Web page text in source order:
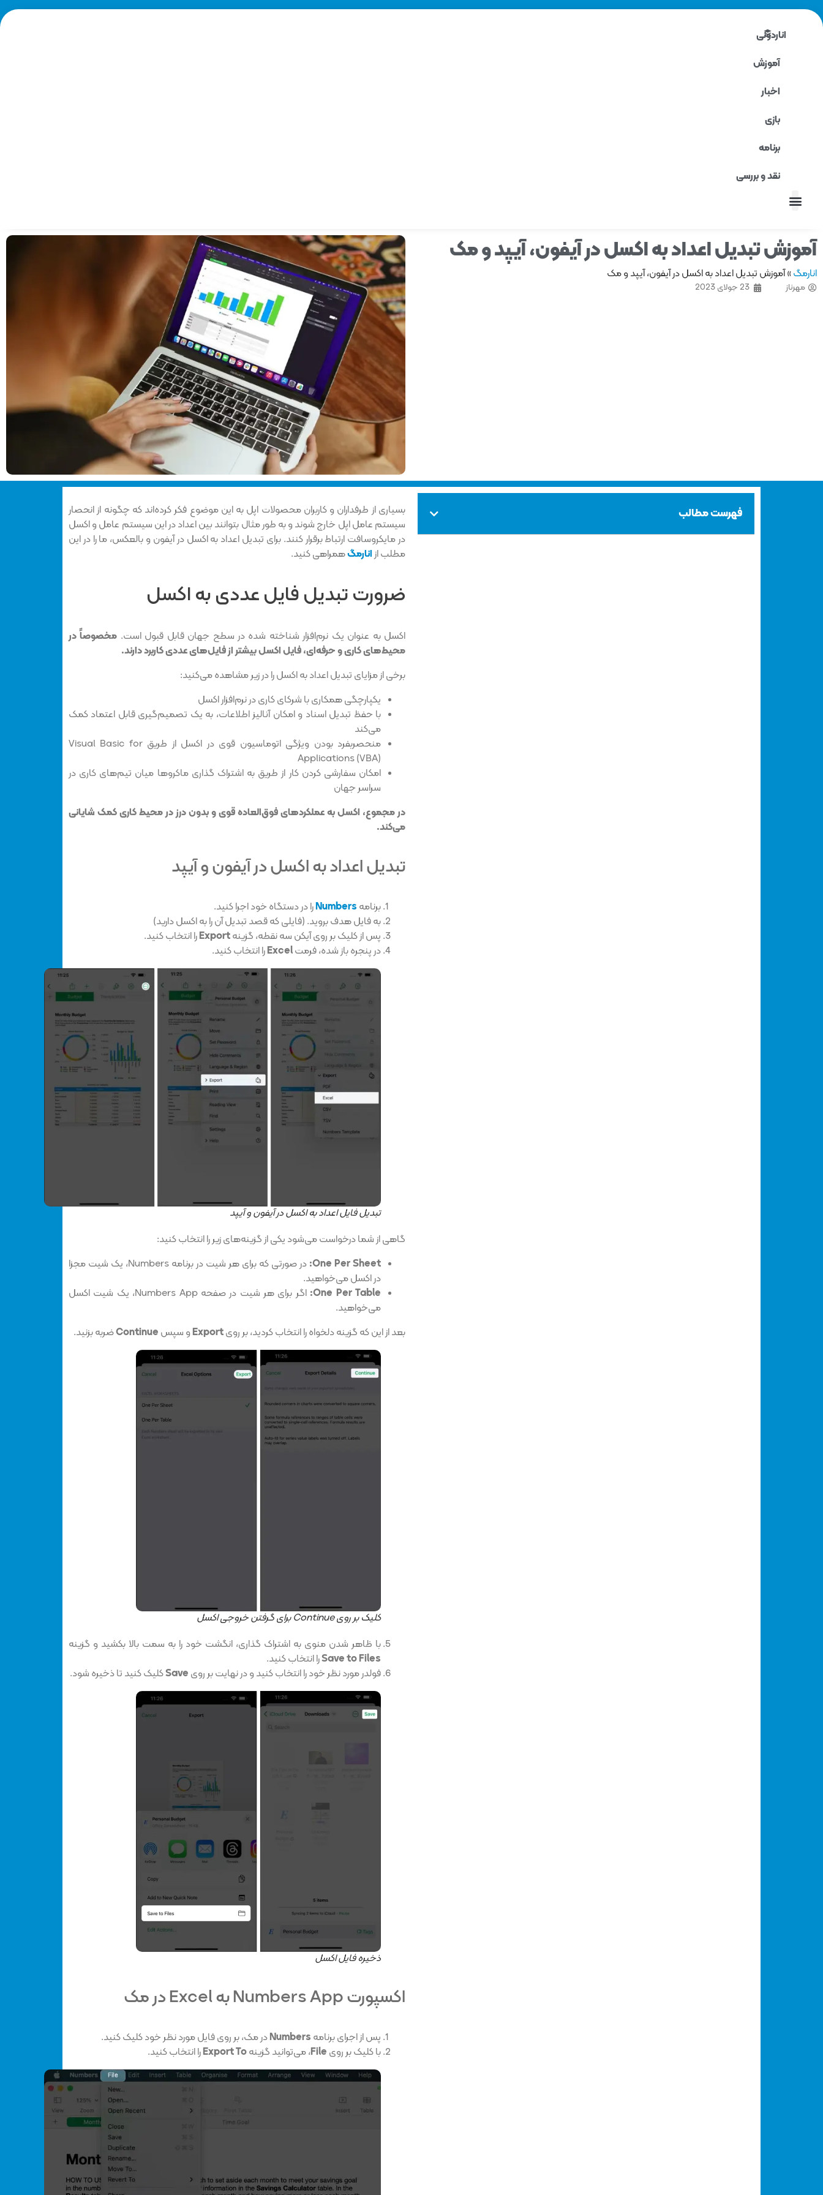
اناردونی
آموزش
اخبار
بازی
برنامه
نقد و بررسی
آموزش تبدیل اعداد به اکسل در آیفون، آیپد و مک
انارمگ»آموزش تبدیل اعداد به اکسل در آیفون، آیپد و مک
مهرناز 23 جولای 2023
فهرست مطالب
بسیاری از طرفداران و کاربران محصولات اپل به این موضوع فکر کرده‌اند که چگونه از انحصار
سیستم عامل اپل خارج شوند و به طور مثال بتوانند بین اعداد در این سیستم عامل و اکسل
در مایکروسافت ارتباط برقرار کنند. برای تبدیل اعداد به اکسل در آیفون و بالعکس، ما را در این
مطلب ازانارمگهمراهی کنید.
ضرورت تبدیل فایل عددی به اکسل
اکسل به عنوان یک نرم‌افزار شناخته شده در سطح جهان قابل قبول است. مخصوصاً در
محیط‌های کاری و حرفه‌ای، فایل اکسل بیشتر از فایل‌های عددی کاربرد دارند.
برخی از مزایای تبدیل اعداد به اکسل را در زیر مشاهده می‌کنید:
یکپارچگی همکاری با شرکای کاری در نرم‌افزار اکسل
با حفظ تبدیل اسناد و امکان آنالیز اطلاعات، به یک تصمیم‌گیری قابل اعتماد کمک
می‌کند
منحصربفرد بودن ویژگی اتوماسیون قوی در اکسل از طریق Visual Basic for
Applications (VBA)
امکان سفارشی کردن کار از طریق به اشتراک گذاری ماکروها میان تیم‌های کاری در
سراسر جهان
در مجموع، اکسل به عملکردهای فوق‌العاده قوی و بدون درز در محیط کاری کمک شایانی
می‌کند.
تبدیل اعداد به اکسل در آیفون و آیپد
برنامه Numbersرا در دستگاه خود اجرا کنید.
به فایل هدف بروید. (فایلی که قصد تبدیل آن را به اکسل دارید)
پس از کلیک بر روی آیکن سه نقطه، گزینهExportرا انتخاب کنید.
در پنجره باز شده، فرمتExcelرا انتخاب کنید.
تبدیل فایل اعداد به اکسل در آیفون و آیپد
گاهی از شما درخواست می‌شود یکی از گزینه‌های زیر را انتخاب کنید:
One Per Sheet:
در صورتی که برای هر شیت در برنامه Numbers، یک شیت مجزا
در اکسل می‌خواهید.
One Per Table:
اگر برای هر شیت در صفحه Numbers App، یک شیت اکسل
می‌خواهید.
بعد از این که گزینه دلخواه را انتخاب کردید، بر رویExportو سپس Continueضربه بزنید.
کلیک بر روی Continue برای گرفتن خروجی اکسل
با ظاهر شدن منوی به اشتراک گذاری، انگشت خود را به سمت بالا بکشید و گزینه
Save to Filesرا انتخاب کنید.
فولدر مورد نظر خود را انتخاب کنید و در نهایت بر روی Saveکلیک کنید تا ذخیره شود.
ذخیره فایل اکسل
اکسپورت Numbers App به Excel در مک
پس از اجرای برنامه Numbersدر مک، بر روی فایل مورد نظر خود کلیک کنید.
با کلیک بر روی File، می‌توانید گزینهExport Toرا انتخاب کنید.